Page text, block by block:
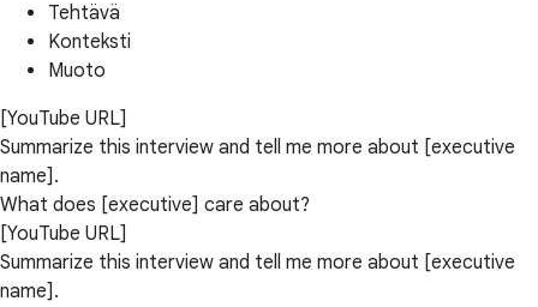
Tehtävä
Konteksti
Muoto
[YouTube URL]
Summarize this interview and tell me more about [executive
name].
What does [executive] care about?
[YouTube URL]
Summarize this interview and tell me more about [executive
name].